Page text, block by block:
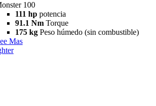
100
111 hp potencia
91.1 Nm Torque
175 kg Peso húmedo (sin combustible)
Mas